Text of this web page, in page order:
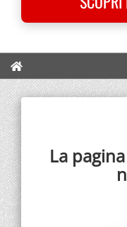
La